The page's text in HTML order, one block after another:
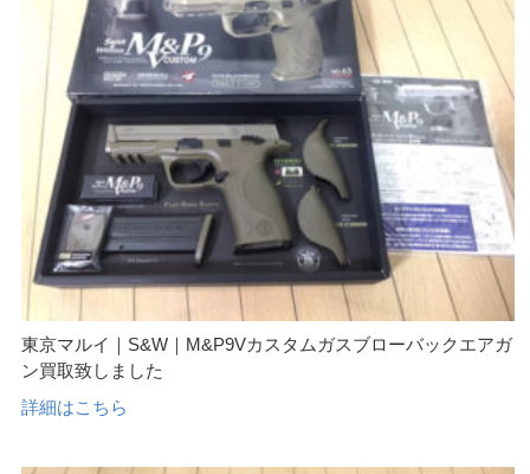
東京マルイ｜S&W｜M&P9Vカスタムガスブローバックエアガ
ン買取致しました
詳細はこちら